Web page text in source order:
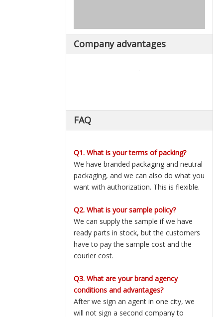
Company advantages
FAQ
Q1. What is your terms of packing?
We have branded packaging and neutral
packaging, and we can also do what you
want with authorization. This is flexible.
Q2. What is your sample policy?
We can supply the sample if we have
ready parts in stock, but the customers
have to pay the sample cost and the
courier cost.
Q3. What are your brand agency
conditions and advantages?
After we sign an agent in one city, we
will not sign a second company to